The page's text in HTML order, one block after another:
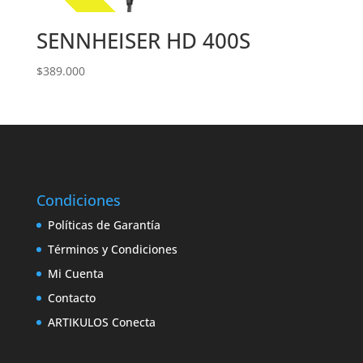
SENNHEISER HD 400S
$389.000
Condiciones
Políticas de Garantía
Términos y Condiciones
Mi Cuenta
Contacto
ARTIKULOS Conecta